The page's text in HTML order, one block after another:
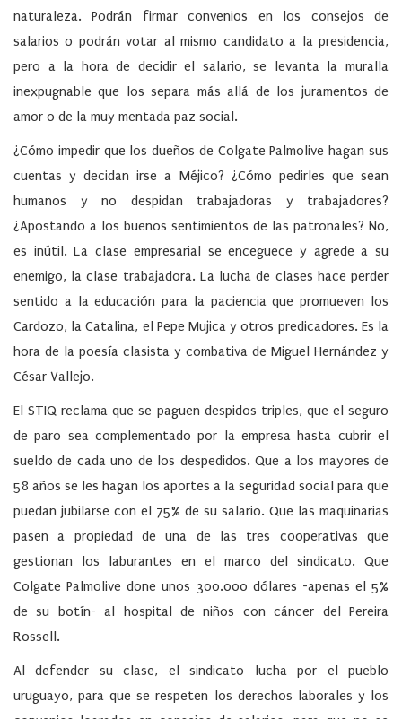
naturaleza. Podrán firmar convenios en los consejos de
salarios o podrán votar al mismo candidato a la presidencia,
pero a la hora de decidir el salario, se levanta la muralla
inexpugnable que los separa más allá de los juramentos de
amor o de la muy mentada paz social.
¿Cómo impedir que los dueños de Colgate Palmolive hagan sus
cuentas y decidan irse a Méjico? ¿Cómo pedirles que sean
humanos y no despidan trabajadoras y trabajadores?
¿Apostando a los buenos sentimientos de las patronales? No,
es inútil. La clase empresarial se enceguece y agrede a su
enemigo, la clase trabajadora. La lucha de clases hace perder
sentido a la educación para la paciencia que promueven los
Cardozo, la Catalina, el Pepe Mujica y otros predicadores. Es la
hora de la poesía clasista y combativa de Miguel Hernández y
César Vallejo.
El STIQ reclama que se paguen despidos triples, que el seguro
de paro sea complementado por la empresa hasta cubrir el
sueldo de cada uno de los despedidos. Que a los mayores de
58 años se les hagan los aportes a la seguridad social para que
puedan jubilarse con el 75% de su salario. Que las maquinarias
pasen a propiedad de una de las tres cooperativas que
gestionan los laburantes en el marco del sindicato. Que
Colgate Palmolive done unos 300.000 dólares -apenas el 5%
de su botín- al hospital de niños con cáncer del Pereira
Rossell.
Al defender su clase, el sindicato lucha por el pueblo
uruguayo, para que se respeten los derechos laborales y los